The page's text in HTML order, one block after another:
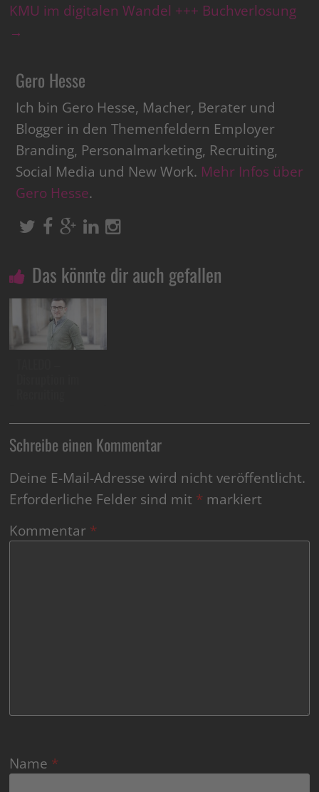
KMU im digitalen Wandel +++ Buchverlosung
→
Gero Hesse
Ich bin Gero Hesse, Macher, Berater und
Blogger in den Themenfeldern Employer
Branding, Personalmarketing, Recruiting,
Social Media und New Work. Mehr Infos über
Gero Hesse.
Das könnte dir auch gefallen
Schreibe einen Kommentar
Deine E-Mail-Adresse wird nicht veröffentlicht.
Erforderliche Felder sind mit * markiert
Kommentar *
Name *